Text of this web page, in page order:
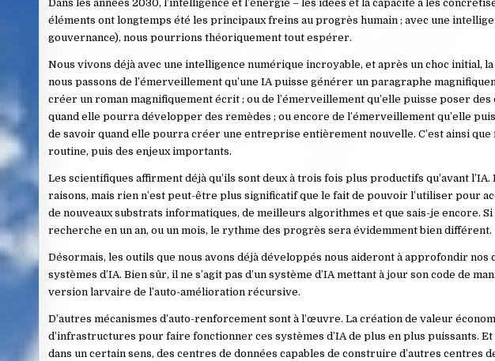
Dans les années 2030, l’intelligence et l’énergie – les idées et la capacité à les
éléments ont longtemps été les principaux freins au progrès humain ; avec une
gouvernance), nous pourrions théoriquement tout espérer.
Nous vivons déjà avec une intelligence numérique incroyable, et après un choc initial,
nous passons de l’émerveillement qu’une IA puisse générer un paragraphe
créer un roman magnifiquement écrit ; ou de l’émerveillement qu’elle puisse poser
quand elle pourra développer des remèdes ; ou encore de l’émerveillement qu’elle
de savoir quand elle pourra créer une entreprise entièrement nouvelle. C’est ainsi
routine, puis des enjeux importants.
Les scientifiques affirment déjà qu’ils sont deux à trois fois plus productifs qu’avant
raisons, mais rien n’est peut-être plus significatif que le fait de pouvoir l’utiliser pour
de nouveaux substrats informatiques, de meilleurs algorithmes et que sais-je encore.
recherche en un an, ou un mois, le rythme des progrès sera évidemment bien différent.
Désormais, les outils que nous avons déjà développés nous aideront à approfondir
systèmes d’IA. Bien sûr, il ne s’agit pas d’un système d’IA mettant à jour son code de
version larvaire de l’auto-amélioration récursive.
D’autres mécanismes d’auto-renforcement sont à l’œuvre. La création de valeur
d’infrastructures pour faire fonctionner ces systèmes d’IA de plus en plus puissants.
dans un certain sens, des centres de données capables de construire d’autres centres